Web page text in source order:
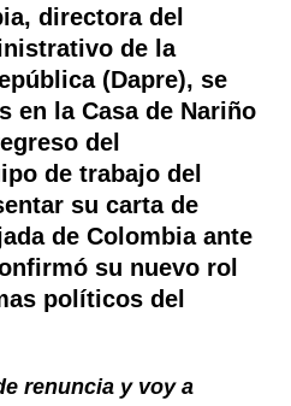
directora del
de la
(Dapre), se
en la Casa de Nariño
del
de trabajo del
su carta de
de Colombia ante
su nuevo rol
políticos del
renuncia y voy a